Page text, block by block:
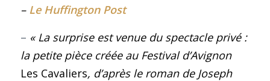
– Le Huffington Post
– « La surprise est venue du spectacle privé :
la petite pièce créée au Festival d’Avignon
Les Cavaliers, d’après le roman de Joseph